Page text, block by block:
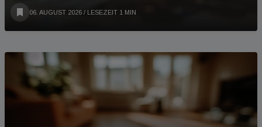
06. AUGUST 2026 / LESEZEIT 1 MIN